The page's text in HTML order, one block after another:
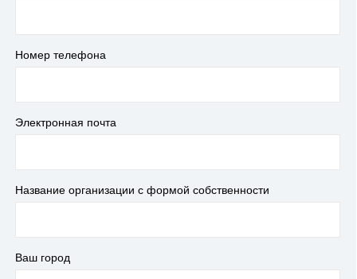
Номер телефона
Электронная почта
Название организации с формой собственности
Ваш город